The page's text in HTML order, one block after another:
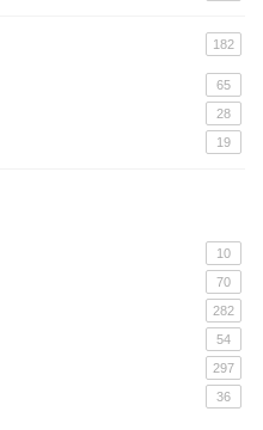
182
65
28
19
10
70
282
54
297
36